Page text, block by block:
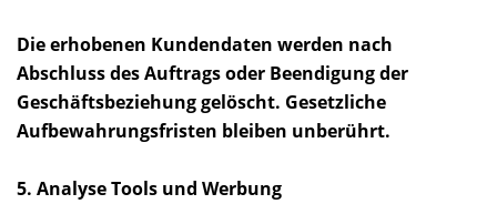
Die erhobenen Kundendaten werden nach
Abschluss des Auftrags oder Beendigung der
Geschäftsbeziehung gelöscht. Gesetzliche
Aufbewahrungsfristen bleiben unberührt.
5. Analyse Tools und Werbung